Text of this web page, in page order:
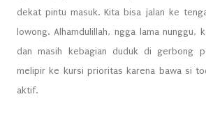
dekat pintu masuk. Kita bisa jalan ke
lowong. Alhamdulillah, ngga lama nunggu,
dan masih kebagian duduk di gerbong
melipir ke kursi prioritas karena bawa si
aktif.